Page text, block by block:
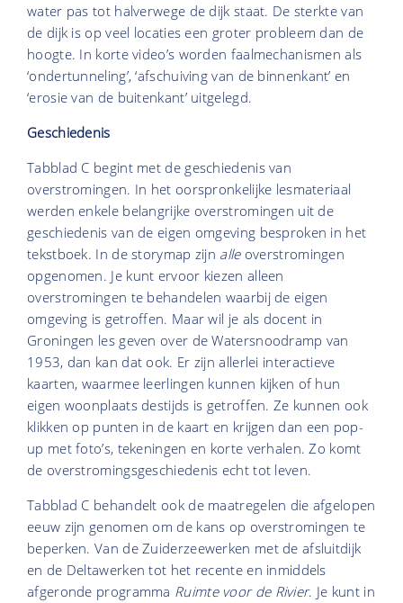
water pas tot halverwege de dijk staat. De sterkte van
de dijk is op veel locaties een groter probleem dan de
hoogte. In korte video’s worden faalmechanismen als
‘ondertunneling’, ‘afschuiving van de binnenkant’ en
‘erosie van de buitenkant’ uitgelegd.
Geschiedenis
Tabblad C begint met de geschiedenis van
overstromingen. In het oorspronkelijke lesmateriaal
werden enkele belangrijke overstromingen uit de
geschiedenis van de eigen omgeving besproken in het
tekstboek. In de storymap zijn alleoverstromingen
opgenomen. Je kunt ervoor kiezen alleen
overstromingen te behandelen waarbij de eigen
omgeving is getroffen. Maar wil je als docent in
Groningen les geven over de Watersnoodramp van
1953, dan kan dat ook. Er zijn allerlei interactieve
kaarten, waarmee leerlingen kunnen kijken of hun
eigen woonplaats destijds is getroffen. Ze kunnen ook
klikken op punten in de kaart en krijgen dan een pop-
up met foto’s, tekeningen en korte verhalen. Zo komt
de overstromingsgeschiedenis echt tot leven.
Tabblad C behandelt ook de maatregelen die afgelopen
eeuw zijn genomen om de kans op overstromingen te
beperken. Van de Zuiderzeewerken met de afsluitdijk
en de Deltawerken tot het recente en inmiddels
afgeronde programma Ruimte voor de Rivier. Je kunt in